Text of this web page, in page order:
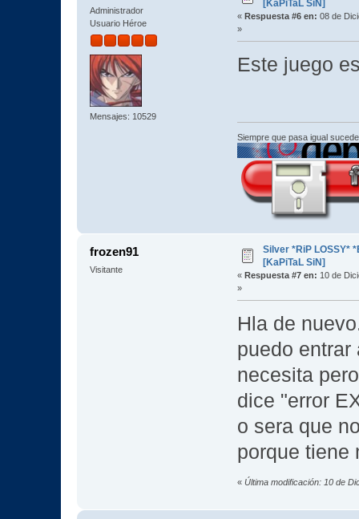
Administrador
Usuario Héroe
Mensajes: 10529
[KaPiTaL SiN]
« Respuesta #6 en: 08 de
»
Este juego
Siempre que pasa igual
frozen91
Visitante
Silver *RiP LOSSY*
[KaPiTaL SiN]
« Respuesta #7 en: 10 de
»
Hla de
puedo
necesita
dice "error
o sera que
porque tiene
« Última modificación: 10 de